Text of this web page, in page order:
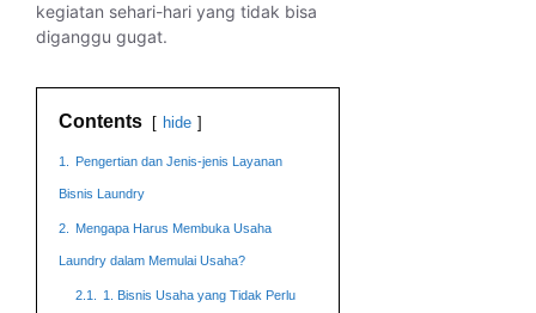
kegiatan sehari-hari yang tidak bisa
diganggu gugat.
Contents hide
1. Pengertian dan Jenis-jenis Layanan
Bisnis Laundry
2. Mengapa Harus Membuka Usaha
Laundry dalam Memulai Usaha?
2.1. 1. Bisnis Usaha yang Tidak Perlu